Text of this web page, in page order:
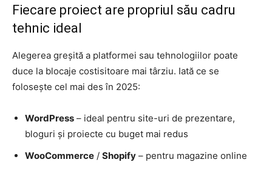
Fiecare proiect are propriul său cadru
tehnic ideal
Alegerea greșită a platformei sau tehnologiilor poate
duce la blocaje costisitoare mai târziu. Iată ce se
folosește cel mai des în 2025:
WordPress – ideal pentru site-uri de prezentare,
bloguri și proiecte cu buget mai redus
WooCommerce / Shopify – pentru magazine online